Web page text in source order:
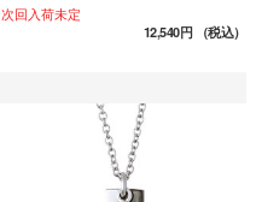
次回入荷未定
12,540円（税込）